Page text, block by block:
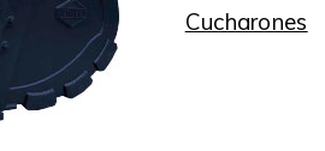
Cucharones